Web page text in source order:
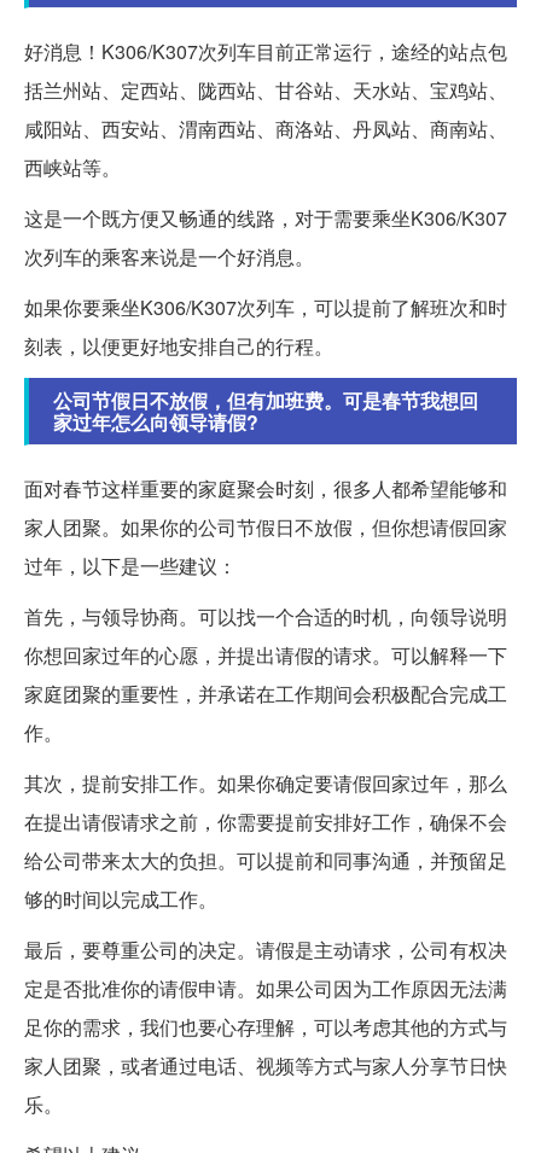
好消息！K306/K307次列车目前正常运行，途经的站点包
括兰州站、定西站、陇西站、甘谷站、天水站、宝鸡站、
咸阳站、西安站、渭南西站、商洛站、丹凤站、商南站、
西峡站等。
这是一个既方便又畅通的线路，对于需要乘坐K306/K307
次列车的乘客来说是一个好消息。
如果你要乘坐K306/K307次列车，可以提前了解班次和时
刻表，以便更好地安排自己的行程。
公司节假日不放假，但有加班费。可是春节我想回
家过年怎么向领导请假?
面对春节这样重要的家庭聚会时刻，很多人都希望能够和
家人团聚。如果你的公司节假日不放假，但你想请假回家
过年，以下是一些建议：
首先，与领导协商。可以找一个合适的时机，向领导说明
你想回家过年的心愿，并提出请假的请求。可以解释一下
家庭团聚的重要性，并承诺在工作期间会积极配合完成工
作。
其次，提前安排工作。如果你确定要请假回家过年，那么
在提出请假请求之前，你需要提前安排好工作，确保不会
给公司带来太大的负担。可以提前和同事沟通，并预留足
够的时间以完成工作。
最后，要尊重公司的决定。请假是主动请求，公司有权决
定是否批准你的请假申请。如果公司因为工作原因无法满
足你的需求，我们也要心存理解，可以考虑其他的方式与
家人团聚，或者通过电话、视频等方式与家人分享节日快
乐。